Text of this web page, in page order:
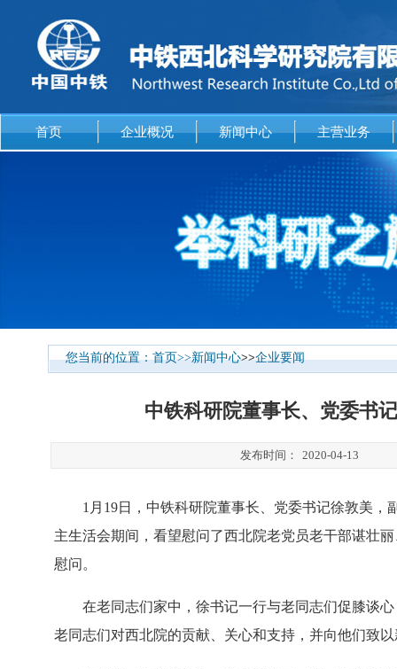
首页 企业概况 新闻中心 主营业务
您当前的位置：首页>>新闻中心>>企业要闻
中铁科研院董事长、党委书
发布时间： 2020-04-13
1 月19日，中铁科研院董事长、党委书记徐敦美
主生活会期间，看望慰问了西北院老党员老干部谌壮
慰问。
在老同志们家中，徐书记一行与老同志们促膝谈
老同志们对西北院的贡献、关心和支持，并向他们致